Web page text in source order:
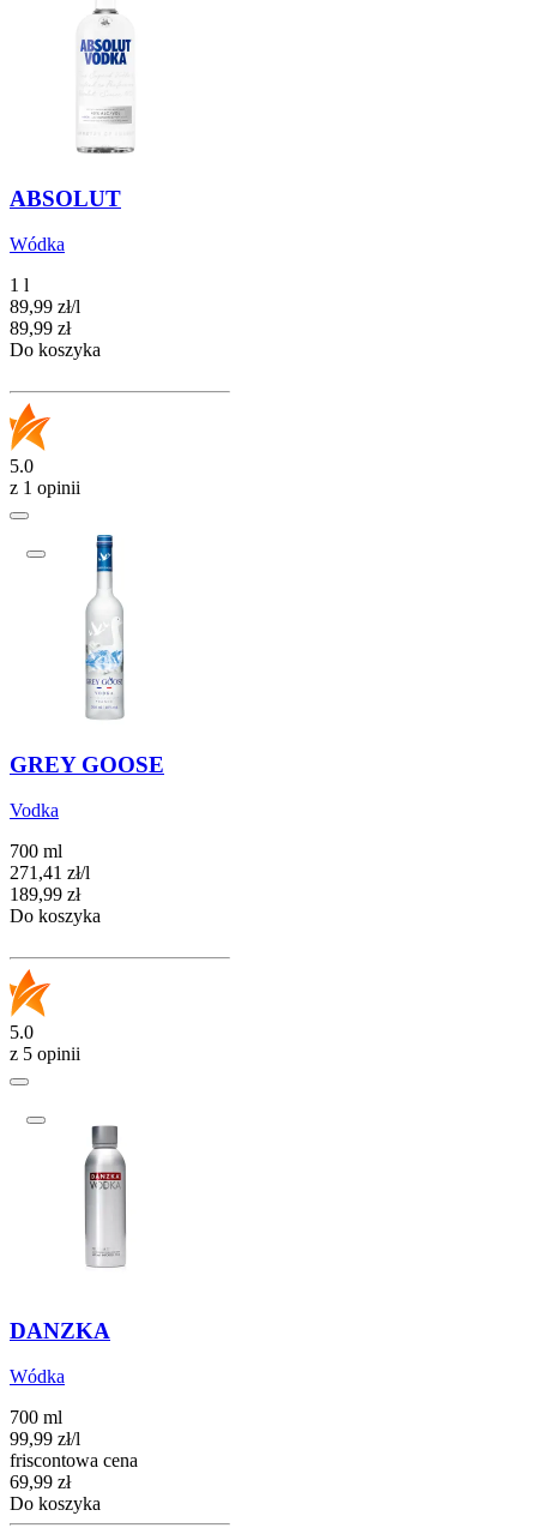
ABSOLUT
Wódka
1 l
89,99 zł/l
Cena
89,99 zł
Do koszyka
5.0
z 1 opinii
GREY GOOSE
Vodka
700 ml
271,41 zł/l
Cena
189,99 zł
Do koszyka
5.0
z 5 opinii
DANZKA
Wódka
700 ml
99,99 zł/l
friscontowa cena
Cena
69,99 zł
Do koszyka